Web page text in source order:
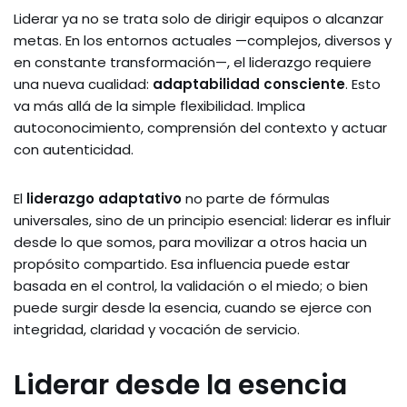
Liderar ya no se trata solo de dirigir equipos o alcanzar
metas. En los entornos actuales —complejos, diversos y
en constante transformación—, el liderazgo requiere
una nueva cualidad: adaptabilidad consciente. Esto
va más allá de la simple flexibilidad. Implica
autoconocimiento, comprensión del contexto y actuar
con autenticidad.
El liderazgo adaptativono parte de fórmulas
universales, sino de un principio esencial: liderar es influir
desde lo que somos, para movilizar a otros hacia un
propósito compartido. Esa influencia puede estar
basada en el control, la validación o el miedo; o bien
puede surgir desde la esencia, cuando se ejerce con
integridad, claridad y vocación de servicio.
Liderar desde la esencia